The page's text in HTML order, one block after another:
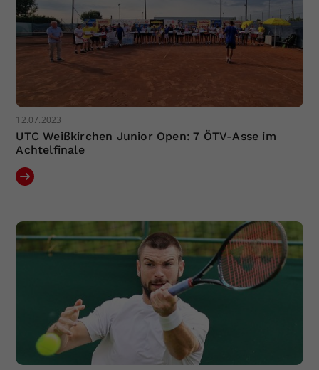
12.07.2023
UTC Weißkirchen Junior Open: 7 ÖTV-Asse im
Achtelfinale